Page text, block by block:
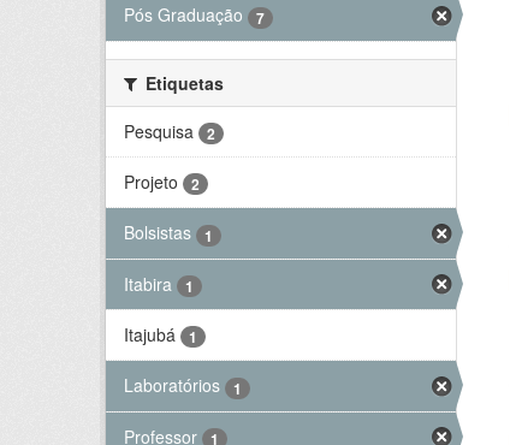
Pós Graduação
7
Etiquetas
Pesquisa
2
Projeto 2
Bolsistas 1
Itabira 1
Itajubá 1
Laboratórios 1
Professor 1